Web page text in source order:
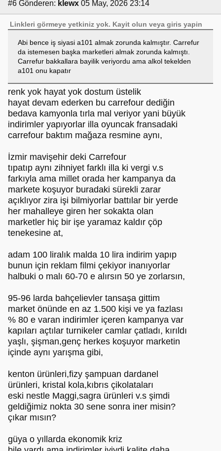
#6 Gönderen: klewx 05 May, 2026 23:14
Linkleri görmeye yetkiniz yok. Kayit olun veyagiris yapin
Abi bence iş siyasi a101 almak zorunda kalmıştır. Carrefur
da istemesen başka marketleri almak zorunda kalmıştı.
Carrefur bakkallara bayilik veriyordu ama alkol tekelden
a101 onu kapatır
renk yok hayat yok dostum üstelik
hayat devam ederken bu carrefour dediğin
bedava kamyonla tırla mal veriyor yani büyük
indirimler yapıyorlar illa oyuncak fransadaki
carrefour baktım mağaza resmine aynı,
İzmir mavişehir deki Carrefour
tıpatıp aynı zihniyet farklı illa ki vergi v.s
farkıyla ama millet orada her kampanya da
markete koşuyor buradaki sürekli zarar
açıklıyor zira işi bilmiyorlar battılar bir yerde
her mahalleye giren her sokakta olan
marketler hiç bir işe yaramaz kaldır çöp
tenekesine at,
adam 100 liralık malda 10 lira indirim yapıp
bunun için reklam filmi çekiyor inanıyorlar
halbuki o malı 60-70 e alırsın 50 ye zorlarsın,
95-96 larda bahçelievler tansaşa gittim
market önünde en az 1.500 kişi ve ya fazlası
% 80 e varan indirimler içeren kampanya var
kapıları açtılar turnikeler camlar çatladı, kırıldı
yaşlı, şişman,genç herkes koşuyor marketin
içinde aynı yarışma gibi,
kenton ürünleri,fizy şampuan dardanel
ürünleri, kristal kola,kıbrıs çikolataları
eski nestle Maggi,sagra ürünleri v.s şimdi
geldiğimiz nokta 30 sene sonra iner misin?
çıkar mısın?
güya o yıllarda ekonomik kriz